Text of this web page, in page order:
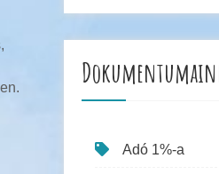
Adó 1%-a